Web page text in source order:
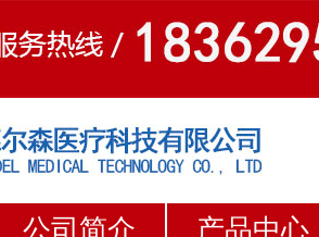
公司简介 产品中心